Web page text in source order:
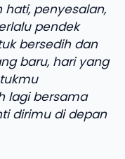
hati, penyesalan,
pendek
bersedih dan
baru, hari yang
lagi bersama
dirimu di depan